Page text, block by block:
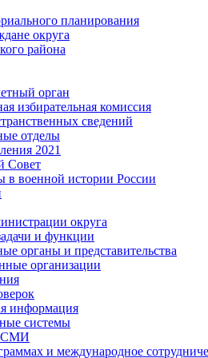
планирования
округа
района
орган
избирательная комиссия
сведений
отделы
2021
Совет
в военной истории России
округа
и функции
органы и представительства
организации
информация
системы
СМИ
и международное